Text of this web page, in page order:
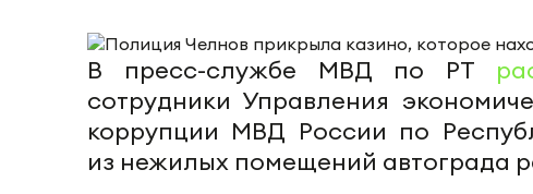
В пресс-службе МВД по РТ
сотрудники Управления
коррупции МВД России по
из нежилых помещений автограда